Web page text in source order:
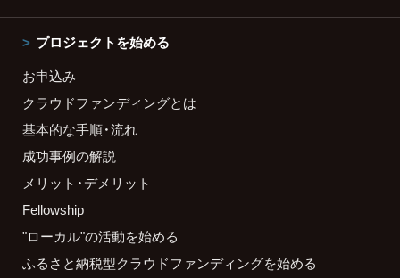
プロジェクトを始める
お申込み
クラウドファンディングとは
基本的な手順・流れ
成功事例の解説
メリット・デメリット
Fellowship
"ローカル"の活動を始める
ふるさと納税型クラウドファンディングを始める